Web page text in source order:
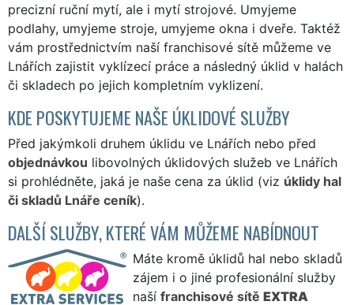
precizní ruční mytí, ale i mytí strojové. Umyjeme
podlahy, umyjeme stroje, umyjeme okna i dveře. Taktéž
vám prostřednictvím naší franchisové sítě můžeme ve
Lnářích zajistit vyklízecí práce a následný úklid v halách
či skladech po jejich kompletním vyklizení.
KDE POSKYTUJEME NAŠE ÚKLIDOVÉ SLUŽBY
Před jakýmkoli druhem úklidu ve Lnářích nebo před
objednávkou libovolných úklidových služeb ve Lnářích
si prohlédněte, jaká je naše cena za úklid (viz úklidy hal
či skladů Lnáře ceník).
DALŠÍ SLUŽBY, KTERÉ VÁM MŮŽEME NABÍDNOUT
Máte kromě úklidů hal nebo skladů
zájem i o jiné profesionální služby
naší franchisové sítě EXTRA